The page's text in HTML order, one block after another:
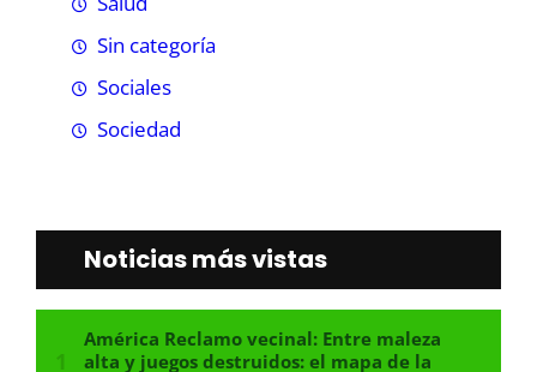
Sin categoría
Sociales
Sociedad
Noticias más vistas